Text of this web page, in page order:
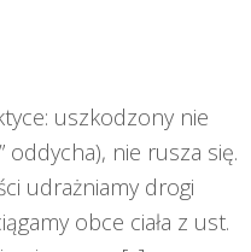
uszkodzony nie
oddycha), nie rusza się.
udrażniamy drogi
obce ciała z ust.